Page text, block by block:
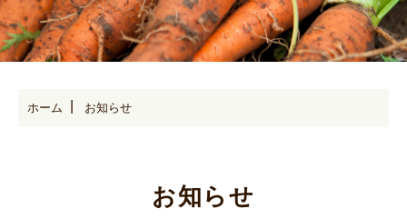
ホーム お知らせ
お知らせ